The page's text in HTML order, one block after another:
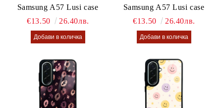
Samsung A57 Lusi case
€13.50
26.40лв.
Samsung A57 Lusi case
€13.50
26.40лв.